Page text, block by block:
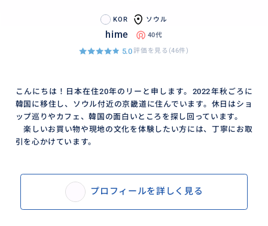
KOR ソウル
hime 40代
5.0評価を見る(46件)
こんにちは！日本在住20年のリーと申します。2022年秋ごろに
韓国に移住し、ソウル付近の京畿道に住んでいます。休日はショ
ップ巡りやカフェ、韓国の面白いところを探し回っています。
楽しいお買い物や現地の文化を体験したい方には、丁寧にお取
引を心かけています。
プロフィールを詳しく見る